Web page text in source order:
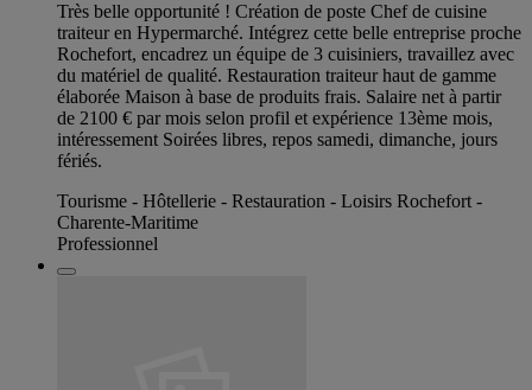
Très belle opportunité ! Création de poste Chef de cuisine
traiteur en Hypermarché. Intégrez cette belle entreprise proche
Rochefort, encadrez un équipe de 3 cuisiniers, travaillez avec
du matériel de qualité. Restauration traiteur haut de gamme
élaborée Maison à base de produits frais. Salaire net à partir
de 2100 € par mois selon profil et expérience 13ème mois,
intéressement Soirées libres, repos samedi, dimanche, jours
fériés.
Tourisme - Hôtellerie - Restauration - Loisirs Rochefort -
Charente-Maritime
Professionnel